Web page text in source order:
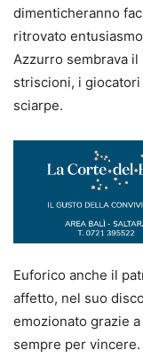
dimenticheranno
ritrovato
Azzurro sembrava
striscioni, i
sciarpe.
Euforico anche il
affetto, nel suo
emozionato grazie
sempre per